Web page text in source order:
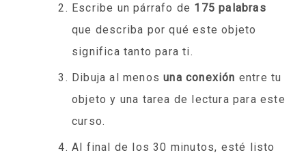
Escribe un párrafo de 175 palabras
que describa por qué este objeto
significa tanto para ti.
Dibuja al menosuna conexión entre tu
objeto y una tarea de lectura para este
curso.
Al final de los 30 minutos, esté listo